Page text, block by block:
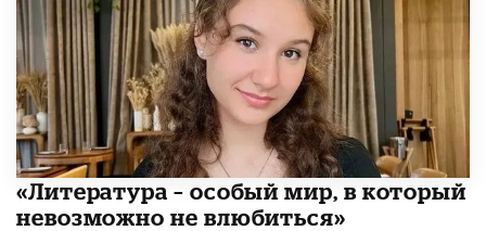
​«Литература – особый мир, в который
невозможно не влюбиться»